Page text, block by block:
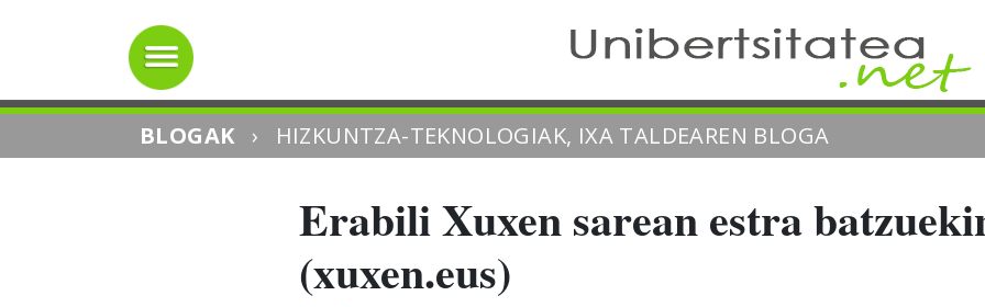
BLOGAK › HIZKUNTZA-TEKNOLOGIAK, IXA TALDEAREN BLOGA
Erabili Xuxen sarean estra
(xuxen.eus)